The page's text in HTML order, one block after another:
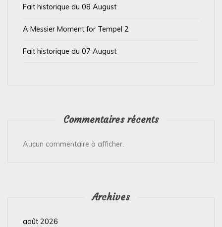
Fait historique du 08 August
A Messier Moment for Tempel 2
Fait historique du 07 August
Commentaires récents
Aucun commentaire à afficher.
Archives
août 2026